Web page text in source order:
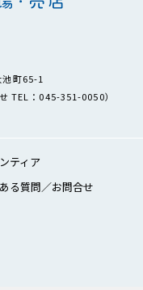
町65-1
TEL：045-351-0050）
ティア
る質問／お問合せ